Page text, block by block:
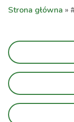
Strona główna »